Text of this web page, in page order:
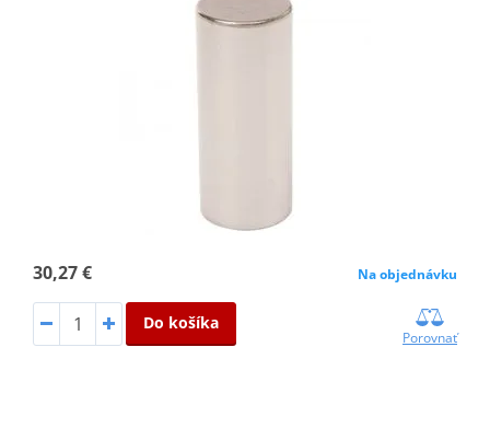
30,27 € Na objednávku
Do košíka
Porovnať